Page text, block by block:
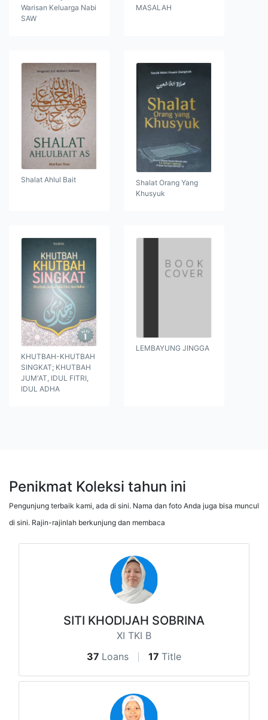
Warisan Keluarga Nabi
SAW
MASALAH
Shalat Ahlul Bait
Shalat Orang Yang
Khusyuk
KHUTBAH-KHUTBAH
SINGKAT; KHUTBAH
JUM'AT, IDUL FITRI,
IDUL ADHA
LEMBAYUNG JINGGA
Penikmat Koleksi tahun ini
Pengunjung terbaik kami, ada di sini. Nama dan foto Anda juga bisa muncul
di sini. Rajin-rajinlah berkunjung dan membaca
SITI KHODIJAH SOBRINA
XI TKI B
37 Loans 17 Title